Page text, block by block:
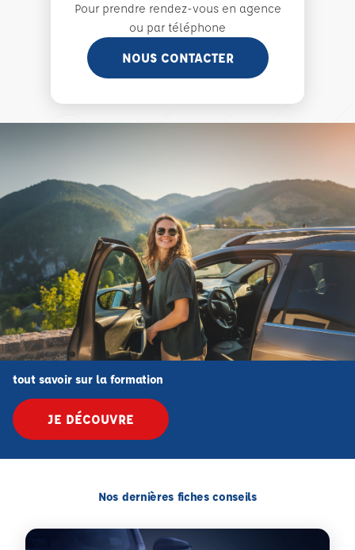
Pour prendre rendez-vous en agence
ou par téléphone
NOUS CONTACTER
tout savoir sur la formation
JE DÉCOUVRE
Nos dernières fiches conseils